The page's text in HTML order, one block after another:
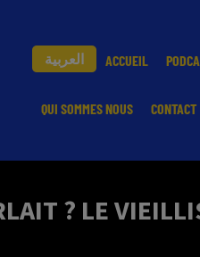
العربية ACCUEIL
QUI SOMMES NOUS CONTACT
? LE